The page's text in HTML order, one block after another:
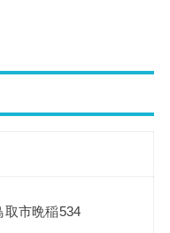
取市晩稲534